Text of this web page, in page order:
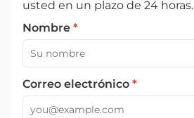
usted en un plazo de 24 horas.
Nombre *
Correo electrónico *